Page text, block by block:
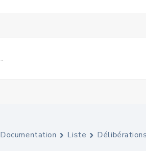
Documentation Liste